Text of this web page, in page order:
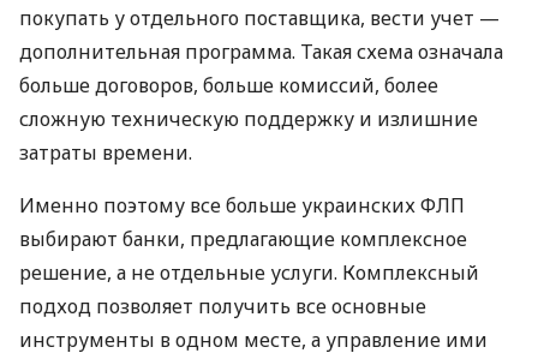
покупать у отдельного поставщика, вести учет —
дополнительная программа. Такая схема означала
больше договоров, больше комиссий, более
сложную техническую поддержку и излишние
затраты времени.
Именно поэтому все больше украинских ФЛП
выбирают банки, предлагающие комплексное
решение, а не отдельные услуги. Комплексный
подход позволяет получить все основные
инструменты в одном месте, а управление ими